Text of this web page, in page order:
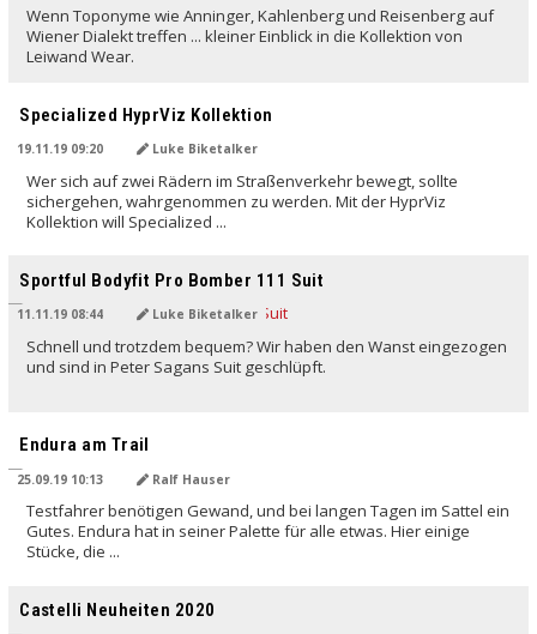
Wenn Toponyme wie Anninger, Kahlenberg und Reisenberg auf
Wiener Dialekt treffen ... kleiner Einblick in die Kollektion von
Leiwand Wear.
Specialized HyprViz Kollektion
19.11.19 09:20 Luke Biketalker
Wer sich auf zwei Rädern im Straßenverkehr bewegt, sollte
sichergehen, wahrgenommen zu werden. Mit der HyprViz
Kollektion will Specialized ...
Sportful Bodyfit Pro Bomber 111 Suit
11.11.19 08:44 Luke Biketalker
Schnell und trotzdem bequem? Wir haben den Wanst eingezogen
und sind in Peter Sagans Suit geschlüpft.
Endura am Trail
25.09.19 10:13 Ralf Hauser
Testfahrer benötigen Gewand, und bei langen Tagen im Sattel ein
Gutes. Endura hat in seiner Palette für alle etwas. Hier einige
Stücke, die ...
Castelli Neuheiten 2020